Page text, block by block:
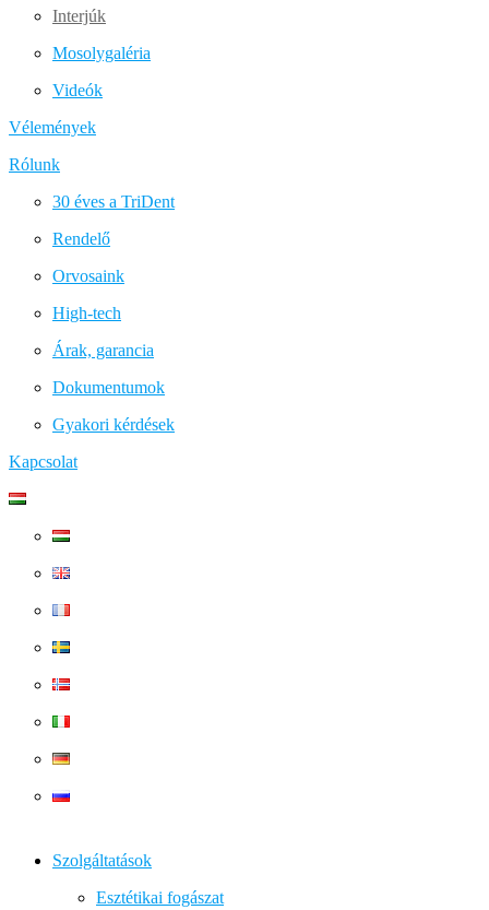
Interjúk
Mosolygaléria
Videók
Vélemények
Rólunk
30 éves a TriDent
Rendelő
Orvosaink
High-tech
Árak, garancia
Dokumentumok
Gyakori kérdések
Kapcsolat
Szolgáltatások
Esztétikai fogászat